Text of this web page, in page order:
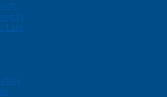
ty
Làm